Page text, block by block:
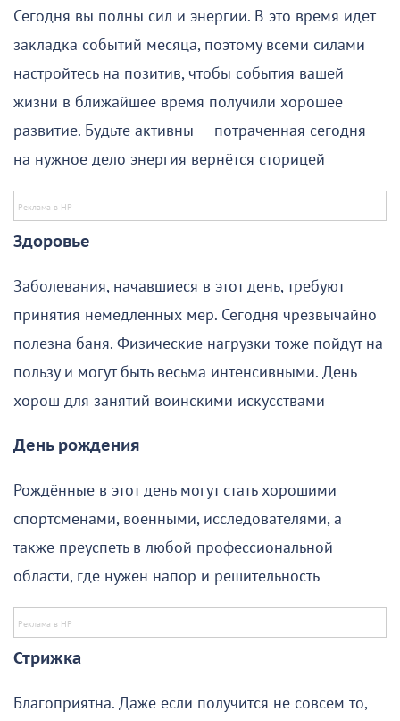
Сегодня вы полны сил и энергии. В это время идет
закладка событий месяца, поэтому всеми силами
настройтесь на позитив, чтобы события вашей
жизни в ближайшее время получили хорошее
развитие. Будьте активны — потраченная сегодня
на нужное дело энергия вернётся сторицей
Здоровье
Заболевания, начавшиеся в этот день, требуют
принятия немедленных мер. Сегодня чрезвычайно
полезна баня. Физические нагрузки тоже пойдут на
пользу и могут быть весьма интенсивными. День
хорош для занятий воинскими искусствами
День рождения
Рождённые в этот день могут стать хорошими
спортсменами, военными, исследователями, а
также преуспеть в любой профессиональной
области, где нужен напор и решительность
Стрижка
Благоприятна. Даже если получится не совсем то,